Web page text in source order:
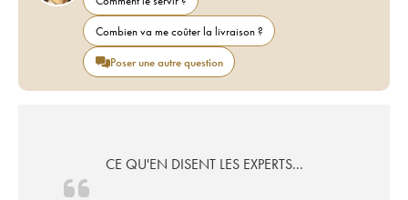
Combien va me coûter la livraison ?
Poser une autre question
CE QU'EN DISENT LES EXPERTS...